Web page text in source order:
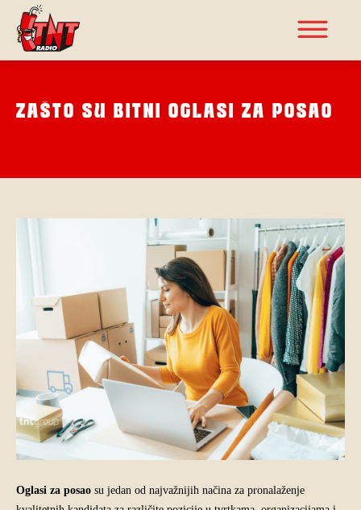
ZAŠTO SU BITNI OGLASI ZA POSAO
Oglasi za posao su jedan od najvažnijih načina za pronalaženje